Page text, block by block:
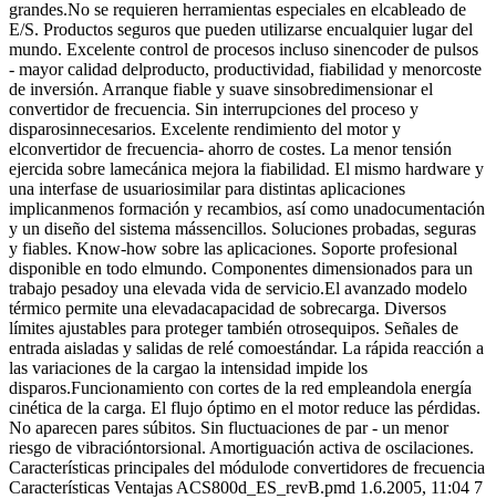
grandes.No se requieren herramientas especiales en elcableado de
E/S. Productos seguros que pueden utilizarse encualquier lugar del
mundo. Excelente control de procesos incluso sinencoder de pulsos
- mayor calidad delproducto, productividad, fiabilidad y menorcoste
de inversión. Arranque fiable y suave sinsobredimensionar el
convertidor de frecuencia. Sin interrupciones del proceso y
disparosinnecesarios. Excelente rendimiento del motor y
elconvertidor de frecuencia- ahorro de costes. La menor tensión
ejercida sobre lamecánica mejora la fiabilidad. El mismo hardware y
una interfase de usuariosimilar para distintas aplicaciones
implicanmenos formación y recambios, así como unadocumentación
y un diseño del sistema mássencillos. Soluciones probadas, seguras
y fiables. Know-how sobre las aplicaciones. Soporte profesional
disponible en todo elmundo. Componentes dimensionados para un
trabajo pesadoy una elevada vida de servicio.El avanzado modelo
térmico permite una elevadacapacidad de sobrecarga. Diversos
límites ajustables para proteger también otrosequipos. Señales de
entrada aisladas y salidas de relé comoestándar. La rápida reacción a
las variaciones de la cargao la intensidad impide los
disparos.Funcionamiento con cortes de la red empleandola energía
cinética de la carga. El flujo óptimo en el motor reduce las pérdidas.
No aparecen pares súbitos. Sin fluctuaciones de par - un menor
riesgo de vibracióntorsional. Amortiguación activa de oscilaciones.
Características principales del módulode convertidores de frecuencia
Características Ventajas ACS800d_ES_revB.pmd 1.6.2005, 11:04 7